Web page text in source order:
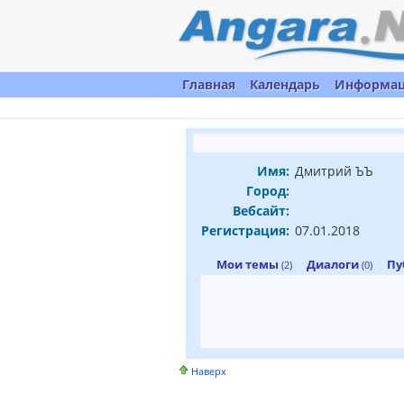
Главная Календарь
Имя: Дмитрий ЪЪ
Город:
Вебсайт:
Регистрация: 07.01.2018
Мои темы (2) Диалоги (0)
Наверх